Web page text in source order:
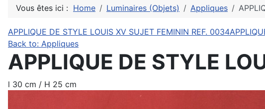
Vous êtes ici : Home Luminaires (Objets) Appliques
APPLIQUE DE STYLE LOUIS XV SUJET FEMININ REF. 0034
Back to: Appliques
APPLIQUE DE STYLE
l 30 cm / H 25 cm